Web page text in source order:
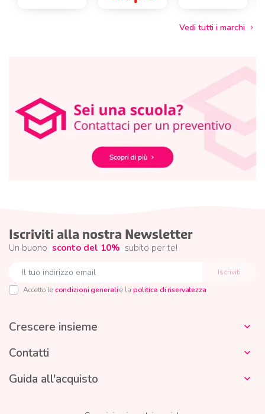
Vedi tutti i marchi
Iscriviti alla nostra Newsletter
Un buono sconto del 10% subito per te!
Accetto lecondizioni generalie la politica di riservatezza
Crescere insieme 
Contatti 
Guida all'acquisto 